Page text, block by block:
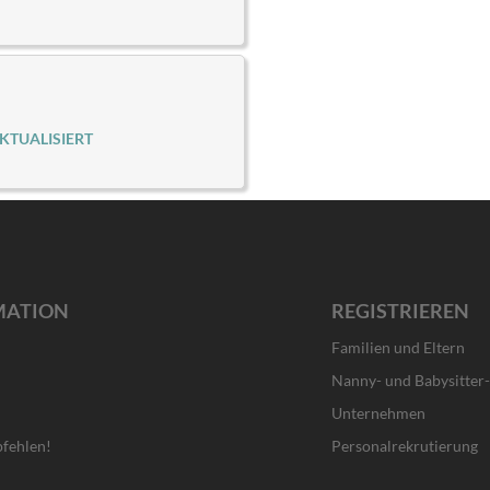
REGISTRIEREN
Familien und Eltern
Nanny- und
Unternehmen
Personalrekrutierung